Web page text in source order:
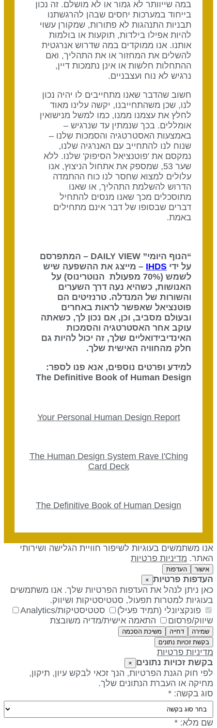
במה שייוותר לא גמור או לא מושלם. זה נכון
בייחוד במערכות יחסים שבהן להרגשתנו
תבניות התנהגות לא פתורות, שמקורן עשוי
להיות אפילו בילדות, תוקעות או בולמות
אותנו. אנו ממוקדים במה שדרוש אנרגטית
להשלים את המחזור או את התהליך, ואם
ההתחלות חלשות או אינן נתמכות דיין,
נרגיש לא נוח ועצבניים.
חשוב שהדבר שאנו מתחייבים לו יהיה נכון
לנו, שכן משהתחייבנו, יקשה עלינו מאוד
לחלץ את עצמנו ממנו, כמו למשל מנישואין
אומללים. בכך שנמתין עד שנרגיש –
באמצעות האסטרטגיה והסמכות שלנו –
שנוח לנו להתחייב עם האנרגיה שלנו,
נמקסם את 'פוטנציאל הסיפוק' שלנו. ללא
שער 53, שמספק את אתחול הניצוץ, אנו
עלולים למצוא שחסר לנו כוח ההתמדה
הדרוש להשלמת התהליך, או שאנו
מתוסכלים מכך שאנו מנסים להתחיל
דברים שבסופו של דבר אינם מתחילים
באמת.
“הנוף היומי” DAILY VIEW – המתפרסם
על ידיIHDS – מייצג את ההשפעה שיש
לשמש (70% מפעולת הנוטרינוס) על
האנושות, כשהיא נעה דרך השערים
והשורות של המנדלה. טרנזיטים הם
פוטנציאל שאפשר לראות באחרים
ובעולם מסביב, וכן, אם נכון לך, כשאתה
עוקב אחר האסטרטגיה והסמכות
האינדיבידואליים שלך, זה יכול להיות גם
חלק מהחוויה האישית שלך.
למידע ופרטים נוספים, אנא פנו לספר:
The Definitive Book of Human Design
Your Personal Human Design Report
The Human Design System Rave I'Ching
Card Deck
The Definitive Book of Human Design
משתמשים בעוגיות לשיפור חוויית הגלישה ושירותי
מדיניות פרטיות
אישור העדפות
פרטיות ×
ניתן לנהל את העדפות הפרטיות שלך. אנו משתמשים
למטרות תפעול, סטטיסטיקות ושיווק.
פונקציונלי (תמיד פעיל)
סטטיסטיקות/Analytics
פרסום
התאמה אישית/מדיה משובצת
שמירה דחייה
משיכת הסכמה
בקשת זכויות נתונים
פרטיות
זכויות נתונים
חוק הגנת הפרטיות, הנך זכאי לבקש עיון, תיקון,
או העברת הנתונים שלך.
בקשה: *
מלא: *